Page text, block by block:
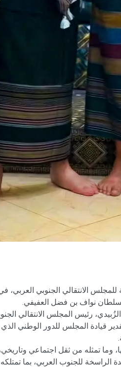
الانتقالي الجنوبي العربي،
نواف بن فضل العفيفي.
رئيس المجلس الانتقالي
قيادة المجلس للدور الوطني الذي
وما تمثله من ثقل اجتماعي
الراسخة للجنوب العربي، بما